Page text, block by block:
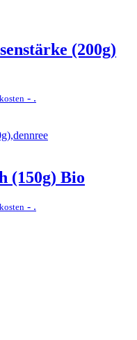
(200g)
- .
(150g) Bio
- .